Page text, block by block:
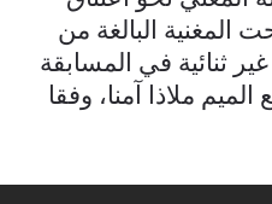
المغنية البالغة من
غير ثنائية في المسابقة
ملاذا آمنا، وفقا